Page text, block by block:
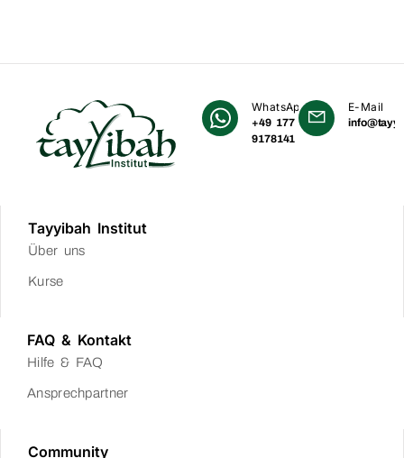
WhatsApp
+49 177
9178141
E-Mail
Tayyibah Institut
Über uns
Kurse
FAQ & Kontakt
Hilfe & FAQ
Ansprechpartner
Community